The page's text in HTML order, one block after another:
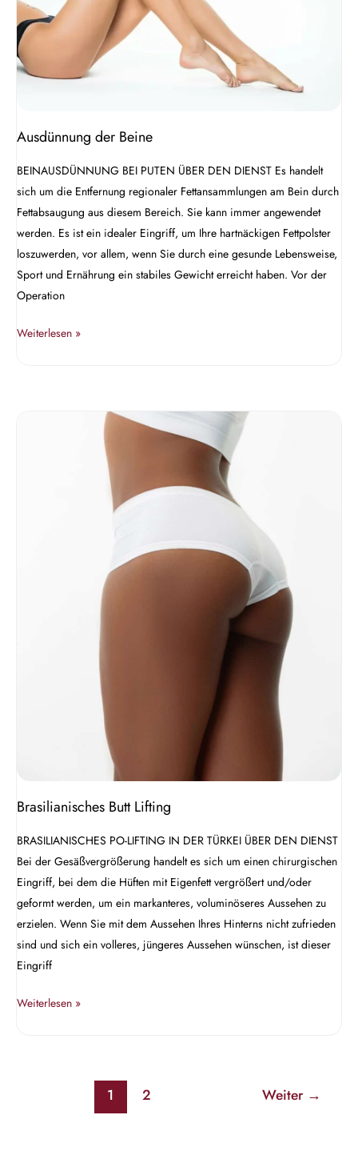
Ausdünnung der Beine
BEINAUSDÜNNUNG BEI PUTEN ÜBER DEN DIENST Es handelt
sich um die Entfernung regionaler Fettansammlungen am Bein durch
Fettabsaugung aus diesem Bereich. Sie kann immer angewendet
werden. Es ist ein idealer Eingriff, um Ihre hartnäckigen Fettpolster
loszuwerden, vor allem, wenn Sie durch eine gesunde Lebensweise,
Sport und Ernährung ein stabiles Gewicht erreicht haben. Vor der
Operation
Weiterlesen »
Brasilianisches Butt Lifting
BRASILIANISCHES PO-LIFTING IN DER TÜRKEI ÜBER DEN DIENST
Bei der Gesäßvergrößerung handelt es sich um einen chirurgischen
Eingriff, bei dem die Hüften mit Eigenfett vergrößert und/oder
geformt werden, um ein markanteres, voluminöseres Aussehen zu
erzielen. Wenn Sie mit dem Aussehen Ihres Hinterns nicht zufrieden
sind und sich ein volleres, jüngeres Aussehen wünschen, ist dieser
Eingriff
Weiterlesen »
1 2 Weiter →